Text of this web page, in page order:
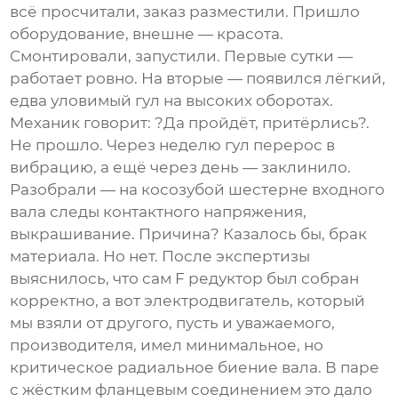
всё просчитали, заказ разместили. Пришло
оборудование, внешне — красота.
Смонтировали, запустили. Первые сутки —
работает ровно. На вторые — появился лёгкий,
едва уловимый гул на высоких оборотах.
Механик говорит: ?Да пройдёт, притёрлись?.
Не прошло. Через неделю гул перерос в
вибрацию, а ещё через день — заклинило.
Разобрали — на косозубой шестерне входного
вала следы контактного напряжения,
выкрашивание. Причина? Казалось бы, брак
материала. Но нет. После экспертизы
выяснилось, что сам F редуктор был собран
корректно, а вот электродвигатель, который
мы взяли от другого, пусть и уважаемого,
производителя, имел минимальное, но
критическое радиальное биение вала. В паре
с жёстким фланцевым соединением это дало